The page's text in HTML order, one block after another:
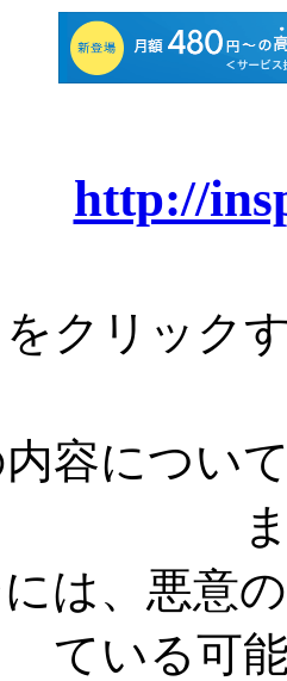
http://
をクリック
容につい
には、悪意
ている可